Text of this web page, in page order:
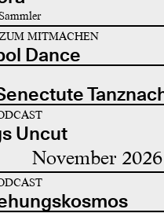
MITMACHEN
Dance
Uncut
November 2026